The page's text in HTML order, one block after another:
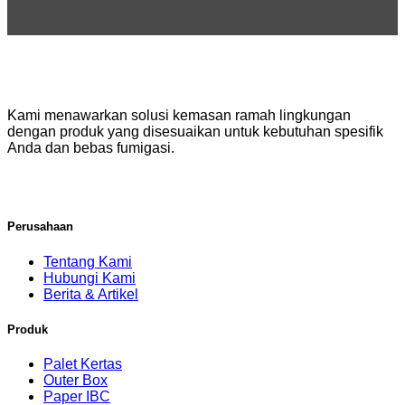
Kami menawarkan solusi kemasan ramah lingkungan
dengan produk yang disesuaikan untuk kebutuhan spesifik
Anda dan bebas fumigasi.
Perusahaan
Tentang Kami
Hubungi Kami
Berita & Artikel
Produk
Palet Kertas
Outer Box
Paper IBC